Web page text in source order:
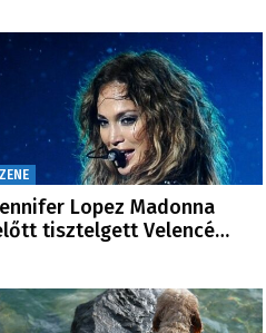
ZENE
Lopez Madonna
tisztelgett Velencé…